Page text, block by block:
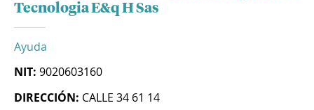
Tecnologia E&q H Sas
Ayuda
NIT: 9020603160
DIRECCIÓN: CALLE 34 61 14